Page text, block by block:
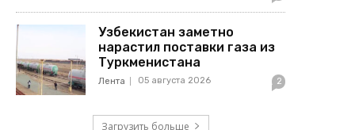
Узбекистан заметно
нарастил поставки газа из
Туркменистана
Лента 05 августа 2026 2
Загрузить больше